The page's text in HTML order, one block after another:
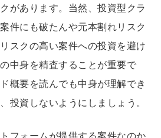
があります。当然、投資型クラ
件にも破たんや元本割れリスク
スクの高い案件への投資を避け
中身を精査することが重要で
概要を読んでも中身が理解でき
投資しないようにしましょう。
フォームが提供する案件なのか